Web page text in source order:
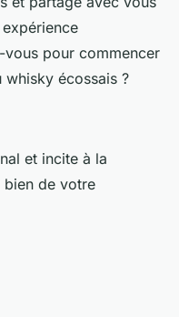
pour commencer
écossais ?
et incite à la
de votre